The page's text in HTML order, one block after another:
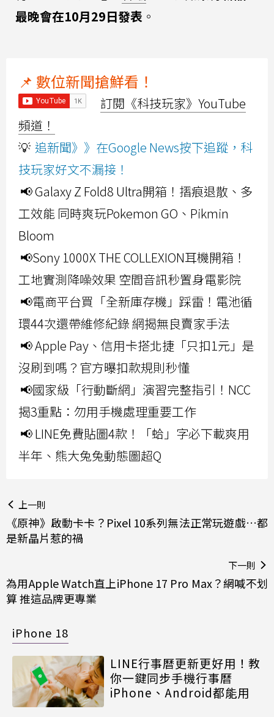
最晚會在10月29日發表 。
📌 數位新聞搶鮮看！
訂閱《科技玩家》YouTube
頻道！
💡 追新聞》》在Google News按下追蹤，科
技玩家好文不漏接！
📢 Galaxy Z Fold8 Ultra開箱！摺痕退散、多
工效能 同時爽玩Pokemon GO、Pikmin
Bloom
📢Sony 1000X THE COLLEXION耳機開箱！
工地實測降噪效果 空間音訊秒置身電影院
📢電商平台買「全新庫存機」踩雷！電池循
環44次還帶維修紀錄 網揭無良賣家手法
📢 Apple Pay、信用卡搭北捷「只扣1元」是
沒刷到嗎？官方曝扣款規則秒懂
📢國家級「行動斷網」演習完整指引！NCC
揭3重點：勿用手機處理重要工作
📢 LINE免費貼圖4款！「蛤」字必下載爽用
半年、熊大兔兔動態圖超Q
上一則
《原神》啟動卡卡？Pixel 10系列無法正常玩遊戲…都
是新晶片惹的禍
下一則
為用Apple Watch直上iPhone 17 Pro Max？網喊不划
算 推這品牌更專業
iPhone 18
LINE行事曆更新更好用！教
你一鍵同步手機行事曆
iPhone、Android都能用